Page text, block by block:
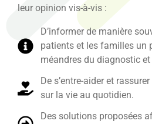
leur opinion vis-à-vis :
D’informer de manière
patients et les familles un
méandres du diagnostic
De s’entre-aider et
sur la vie au quotidien.
Des solutions proposées